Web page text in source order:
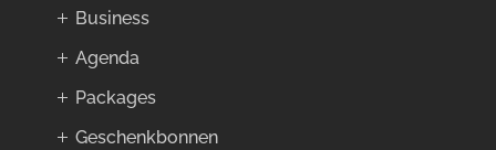
Business
Agenda
Packages
Geschenkbonnen